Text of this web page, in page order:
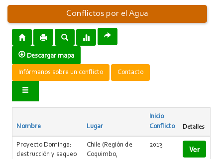
Conflictos por el Agua
Descargar mapa
Infórmanos sobre un conflicto Contacto
Nombre Lugar
Inicio
Conflicto
Detalles
Proyecto Dominga:
destrucción y saqueo
Chile (Región de
Coquimbo,
2013 Ver